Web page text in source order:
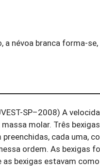
névoa branca forma-
SP–2008) A
molar. Três
cada uma,
ordem. As bexigas
bexigas estavam